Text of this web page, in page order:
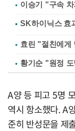
이승기 "구속
효린 "절친에
황기순 "원정
A양 등 피고 5명
역시 항소했다. A
준히 반성문을 제